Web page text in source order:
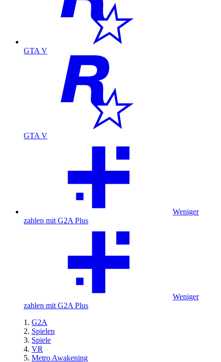
GTA V
GTA V
Weniger
zahlen mit G2A Plus
Weniger
zahlen mit G2A Plus
G2A
Spielen
Spiele
VR
Metro Awakening